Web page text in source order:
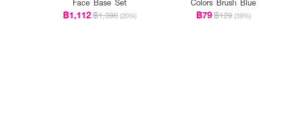
Face Base Set
฿1,112฿1,390 (20%)
Colors Brush Blue
฿79฿129 (39%)